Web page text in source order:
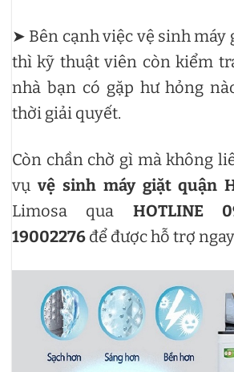
➤ Bên cạnh việc vệ sinh máy
thì kỹ thuật viên còn kiểm
nhà bạn có gặp hư hỏng
thời giải quyết.
Còn chần chờ gì mà không
vụ vệ sinh máy giặt quận
Limosa qua HOTLINE
19002276 để được hỗ trợ